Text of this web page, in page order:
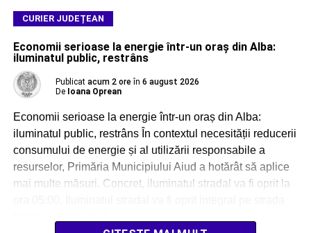
CURIER JUDEȚEAN
Economii serioase la energie într-un oraș din Alba:
iluminatul public, restrâns
Publicat acum 2 ore în 6 august 2026
De Ioana Oprean
Economii serioase la energie într-un oraș din Alba:
iluminatul public, restrâns În contextul necesității reducerii
consumului de energie și al utilizării responsabile a
resurselor, Primăria Municipiului Aiud a hotărât să aplice
mai multe măsuri. Concret, iluminatul stradal va fi oprit la